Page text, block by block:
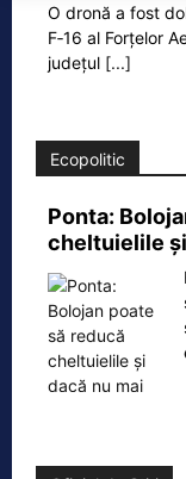
O dronă a fost
F‑16 al Forțelor
județul [...]
Ecopolitic
Ponta:
cheltuielile